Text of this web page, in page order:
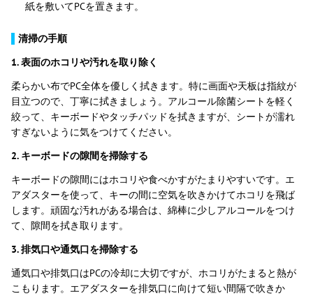
紙を敷いてPCを置きます。
清掃の手順
1. 表面のホコリや汚れを取り除く
柔らかい布でPC全体を優しく拭きます。特に画面や天板は指紋が
目立つので、丁寧に拭きましょう。アルコール除菌シートを軽く
絞って、キーボードやタッチパッドを拭きますが、シートが濡れ
すぎないように気をつけてください。
2. キーボードの隙間を掃除する
キーボードの隙間にはホコリや食べかすがたまりやすいです。エ
アダスターを使って、キーの間に空気を吹きかけてホコリを飛ば
します。頑固な汚れがある場合は、綿棒に少しアルコールをつけ
て、隙間を拭き取ります。
3. 排気口や通気口を掃除する
通気口や排気口はPCの冷却に大切ですが、ホコリがたまると熱が
こもります。エアダスターを排気口に向けて短い間隔で吹きか